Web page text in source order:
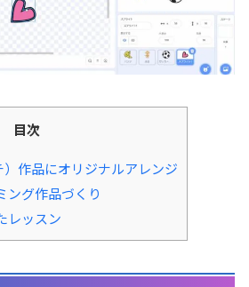
目次
作品にオリジナルアレンジ
ング作品づくり
レッスン